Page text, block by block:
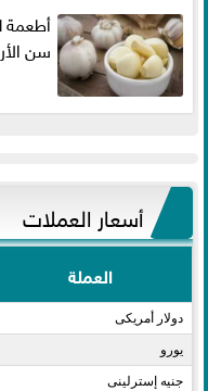
أطعمة
سن
أسعار العملات
العملة
دولار أمريكى​
يورو​
جنيه إسترلينى​